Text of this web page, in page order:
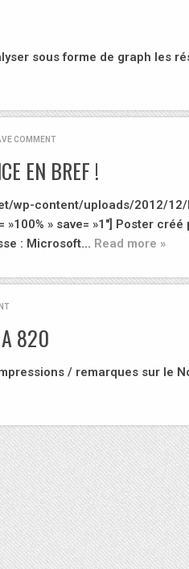
sous forme de graph les
COMMENT
EN BREF !
wp-content/uploads/2012/
» save= »1″] Poster créé
: Microsoft… Read more »
820
/ remarques sur le